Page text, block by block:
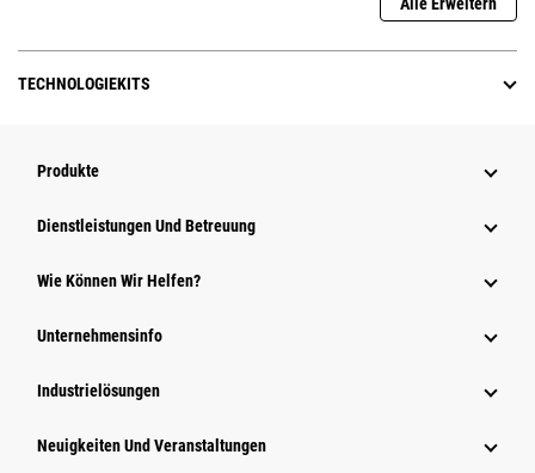
TECHNOLOGIEKITS
Produkte
Dienstleistungen Und Betreuung
Wie Können Wir Helfen?
Unternehmensinfo
Industrielösungen
Neuigkeiten Und Veranstaltungen